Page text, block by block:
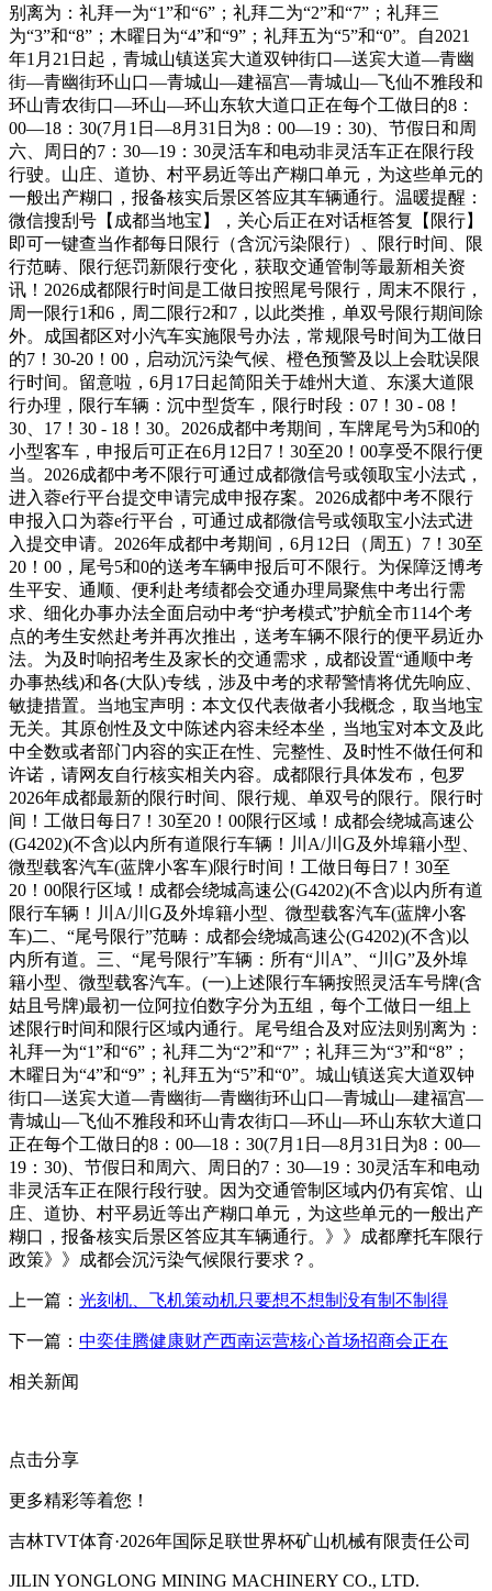
别离为：礼拜一为“1”和“6”；礼拜二为“2”和“7”；礼拜三
为“3”和“8”；木曜日为“4”和“9”；礼拜五为“5”和“0”。自2021
年1月21日起，青城山镇送宾大道双钟街口—送宾大道—青幽
街—青幽街环山口—青城山—建福宫—青城山—飞仙不雅段和
环山青农街口—环山—环山东软大道口正在每个工做日的8：
00—18：30(7月1日—8月31日为8：00—19：30)、节假日和周
六、周日的7：30—19：30灵活车和电动非灵活车正在限行段
行驶。山庄、道协、村平易近等出产糊口单元，为这些单元的
一般出产糊口，报备核实后景区答应其车辆通行。温暖提醒：
微信搜刮号【成都当地宝】，关心后正在对话框答复【限行】
即可一键查当作都每日限行（含沉污染限行）、限行时间、限
行范畴、限行惩罚新限行变化，获取交通管制等最新相关资
讯！2026成都限行时间是工做日按照尾号限行，周末不限行，
周一限行1和6，周二限行2和7，以此类推，单双号限行期间除
外。成国都区对小汽车实施限号办法，常规限号时间为工做日
的7！30-20！00，启动沉污染气候、橙色预警及以上会耽误限
行时间。留意啦，6月17日起简阳关于雄州大道、东溪大道限
行办理，限行车辆：沉中型货车，限行时段：07！30 - 08！
30、17！30 - 18！30。2026成都中考期间，车牌尾号为5和0的
小型客车，申报后可正在6月12日7！30至20！00享受不限行便
当。2026成都中考不限行可通过成都微信号或领取宝小法式，
进入蓉e行平台提交申请完成申报存案。2026成都中考不限行
申报入口为蓉e行平台，可通过成都微信号或领取宝小法式进
入提交申请。2026年成都中考期间，6月12日（周五）7！30至
20！00，尾号5和0的送考车辆申报后可不限行。为保障泛博考
生平安、通顺、便利赴考绩都会交通办理局聚焦中考出行需
求、细化办事办法全面启动中考“护考模式”护航全市114个考
点的考生安然赴考并再次推出，送考车辆不限行的便平易近办
法。为及时响招考生及家长的交通需求，成都设置“通顺中考
办事热线)和各(大队)专线，涉及中考的求帮警情将优先响应、
敏捷措置。当地宝声明：本文仅代表做者小我概念，取当地宝
无关。其原创性及文中陈述内容未经本坐，当地宝对本文及此
中全数或者部门内容的实正在性、完整性、及时性不做任何和
许诺，请网友自行核实相关内容。成都限行具体发布，包罗
2026年成都最新的限行时间、限行规、单双号的限行。限行时
间！工做日每日7！30至20！00限行区域！成都会绕城高速公
(G4202)(不含)以内所有道限行车辆！川A/川G及外埠籍小型、
微型载客汽车(蓝牌小客车)限行时间！工做日每日7！30至
20！00限行区域！成都会绕城高速公(G4202)(不含)以内所有道
限行车辆！川A/川G及外埠籍小型、微型载客汽车(蓝牌小客
车)二、“尾号限行”范畴：成都会绕城高速公(G4202)(不含)以
内所有道。三、“尾号限行”车辆：所有“川A”、“川G”及外埠
籍小型、微型载客汽车。(一)上述限行车辆按照灵活车号牌(含
姑且号牌)最初一位阿拉伯数字分为五组，每个工做日一组上
述限行时间和限行区域内通行。尾号组合及对应法则别离为：
礼拜一为“1”和“6”；礼拜二为“2”和“7”；礼拜三为“3”和“8”；
木曜日为“4”和“9”；礼拜五为“5”和“0”。城山镇送宾大道双钟
街口—送宾大道—青幽街—青幽街环山口—青城山—建福宫—
青城山—飞仙不雅段和环山青农街口—环山—环山东软大道口
正在每个工做日的8：00—18：30(7月1日—8月31日为8：00—
19：30)、节假日和周六、周日的7：30—19：30灵活车和电动
非灵活车正在限行段行驶。因为交通管制区域内仍有宾馆、山
庄、道协、村平易近等出产糊口单元，为这些单元的一般出产
糊口，报备核实后景区答应其车辆通行。》》成都摩托车限行
政策》》成都会沉污染气候限行要求？。
上一篇： 光刻机、飞机策动机只要想不想制没有制不制得
下一篇： 中奕佳腾健康财产西南运营核心首场招商会正在
相关新闻
点击分享
更多精彩等着您！
吉林TVT体育·2026年国际足联世界杯矿山机械有限责任公司
JILIN YONGLONG MINING MACHINERY CO., LTD.